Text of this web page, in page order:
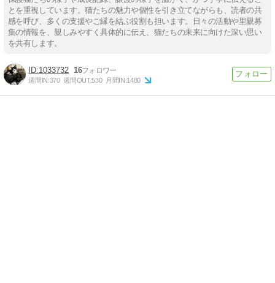
とを重視しています。猫たちの魅力や個性を引き立てながらも、読者の共
感を呼び、多くの支援やご縁を結ぶ役割も担います。日々の活動や里親募
集の情報を、親しみやすく具体的に伝え、猫たちの未来に向けた深い思い
を共有します。
1033732 16
週間IN:370 週間OUT:530 月間IN:1480